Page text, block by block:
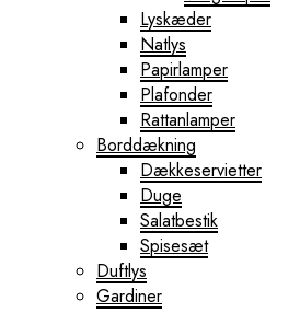
Lyskæder
Natlys
Papirlamper
Plafonder
Rattanlamper
Borddækning
Dækkeservietter
Duge
Salatbestik
Spisesæt
Duftlys
Gardiner